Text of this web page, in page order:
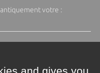
votre :